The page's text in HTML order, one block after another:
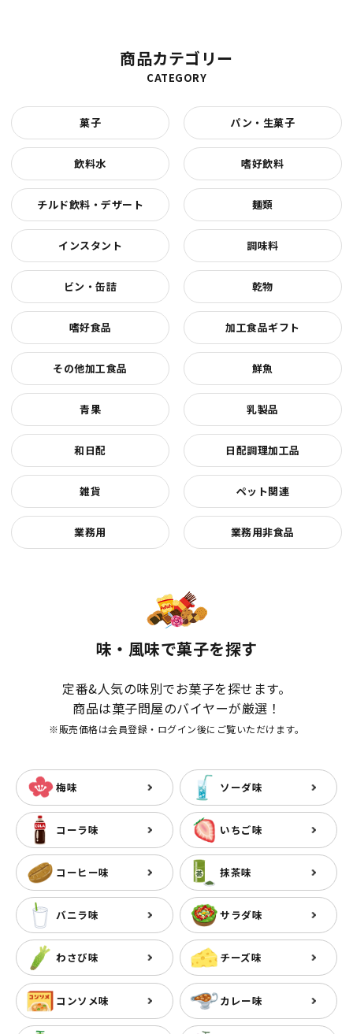
商品カテゴリー
CATEGORY
菓子 パン・生菓子
飲料水 嗜好飲料
チルド飲料・デザート 麺類
インスタント 調味料
ビン・缶詰 乾物
嗜好食品 加工食品ギフト
その他加工食品 鮮魚
青果 乳製品
和日配 日配調理加工品
雑貨 ペット関連
業務用 業務用非食品
味・風味で菓子を探す
定番&人気の味別でお菓子を探せます。
商品は菓子問屋のバイヤーが厳選！
※販売価格は会員登録・ログイン後にご覧いただけます。
梅味 ソーダ味
コーラ味 いちご味
コーヒー味 抹茶味
バニラ味 サラダ味
わさび味 チーズ味
コンソメ味 カレー味